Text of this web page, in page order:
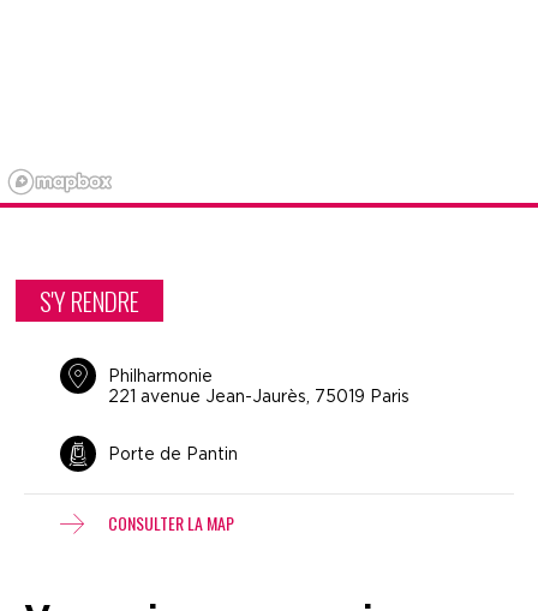
S'Y RENDRE
Philharmonie
221 avenue Jean-Jaurès, 75019 Paris
Porte de Pantin
CONSULTER LA MAP